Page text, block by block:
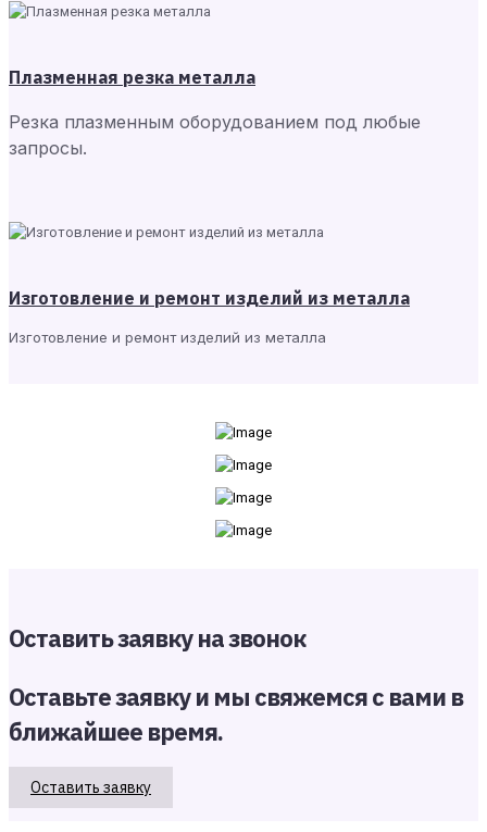
Плазменная резка металла
Резка плазменным оборудованием под любые
запросы.
Изготовление и ремонт изделий из металла
Изготовление и ремонт изделий из металла
Оставить заявку на звонок
Оставьте заявку и мы свяжемся с вами в
ближайшее время.
Оставить заявку